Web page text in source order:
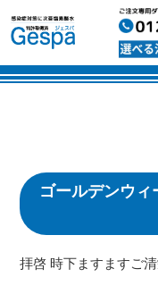
ゴールデンウ
拝啓 時下ますますご